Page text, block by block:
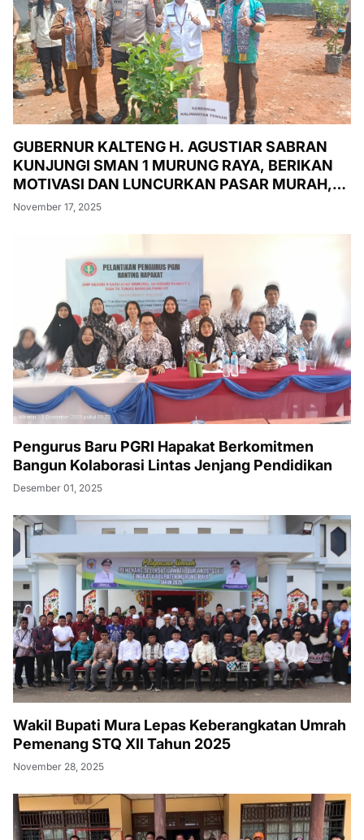
GUBERNUR KALTENG H. AGUSTIAR SABRAN
KUNJUNGI SMAN 1 MURUNG RAYA, BERIKAN
MOTIVASI DAN LUNCURKAN PASAR MURAH,
PENANAMAN POHON, DAN PEMERIKSAAN
November 17, 2025
Pengurus Baru PGRI Hapakat Berkomitmen
Bangun Kolaborasi Lintas Jenjang Pendidikan
Desember 01, 2025
Wakil Bupati Mura Lepas Keberangkatan Umrah
Pemenang STQ XII Tahun 2025
November 28, 2025